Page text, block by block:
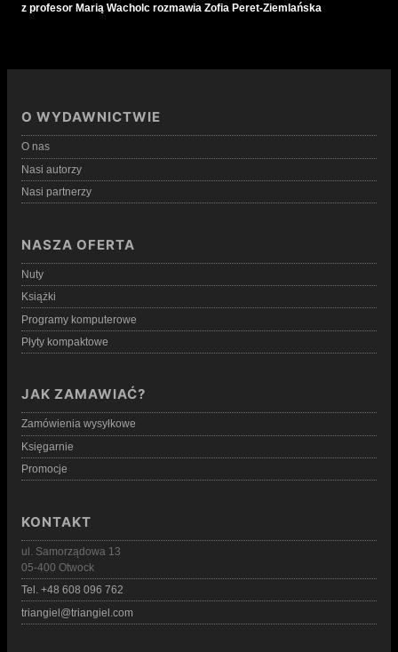
z profesor Marią Wacholc rozmawia Zofia Peret-Ziemlańska
O WYDAWNICTWIE
O nas
Nasi autorzy
Nasi partnerzy
NASZA OFERTA
Nuty
Książki
Programy komputerowe
Płyty kompaktowe
JAK ZAMAWIAĆ?
Zamówienia wysyłkowe
Księgarnie
Promocje
KONTAKT
ul. Samorządowa 13
05-400 Otwock
Tel. +48 608 096 762
triangiel@triangiel.com